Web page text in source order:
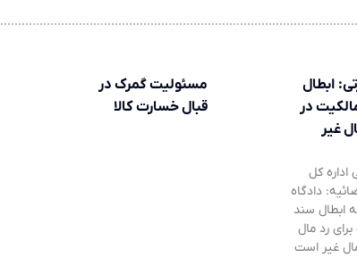
ابطال
در
غیر
کل
دادگاه
ابطال سند
رد مال
مال غیر است
مسئولیت گمرک در
قبال خسارت کالا